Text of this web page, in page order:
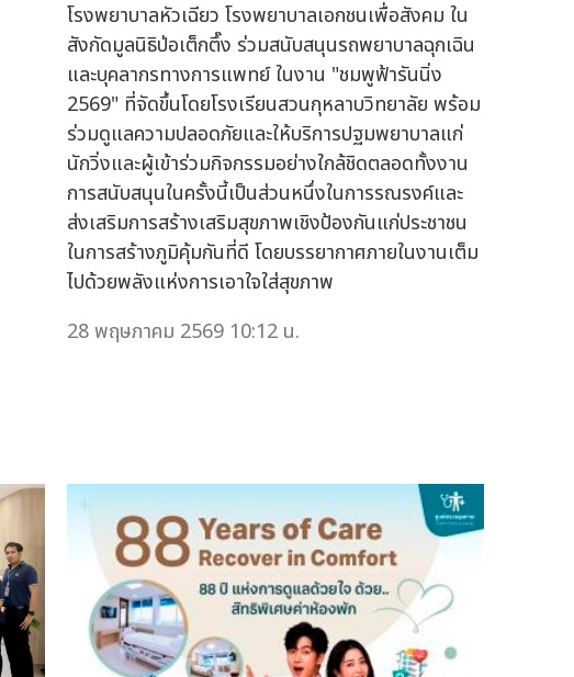
โรงพยาบาลหัวเฉียว โรงพยาบาลเอกชนเพื่อสังคม ใน
สังกัดมูลนิธิป่อเต็กตึ๊ง ร่วมสนับสนุนรถพยาบาลฉุกเฉิน
และบุคลากรทางการแพทย์ ในงาน "ชมพูฟ้ารันนิ่ง
2569" ที่จัดขึ้นโดยโรงเรียนสวนกุหลาบวิทยาลัย พร้อม
ร่วมดูแลความปลอดภัยและให้บริการปฐมพยาบาลแก่
นักวิ่งและผู้เข้าร่วมกิจกรรมอย่างใกล้ชิดตลอดทั้งงาน
การสนับสนุนในครั้งนี้เป็นส่วนหนึ่งในการรณรงค์และ
ส่งเสริมการสร้างเสริมสุขภาพเชิงป้องกันแก่ประชาชน
ในการสร้างภูมิคุ้มกันที่ดี โดยบรรยากาศภายในงานเต็ม
ไปด้วยพลังแห่งการเอาใจใส่สุขภาพ
28 พฤษภาคม 2569 10:12 น.